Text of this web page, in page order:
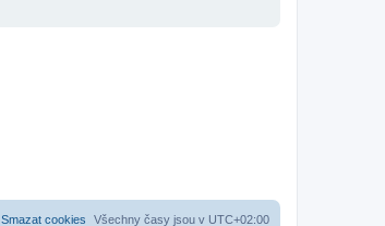
Všechny časy jsou v UTC+02:00
Smazat cookies